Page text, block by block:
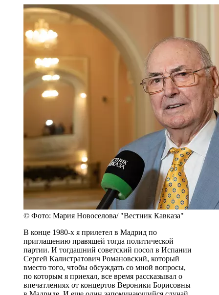
© Фото: Мария Новоселова/ "Вестник Кавказа"
В конце 1980-х я прилетел в Мадрид по
приглашению правящей тогда политической
партии. И тогдашний советский посол в Испании
Сергей Калистратович Романовский, который
вместо того, чтобы обсуждать со мной вопросы,
по которым я приехал, все время рассказывал о
впечатлениях от концертов Вероники Борисовны